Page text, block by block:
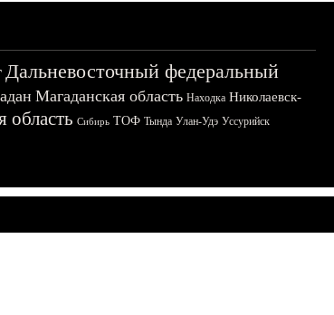
Дальневосточный федеральный
Магаданская область Находка Николаевск-
область Сибирь ТОФ Тында Улан-Удэ Уссурийск